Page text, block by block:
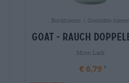
Bockbieren | Gerookte bieren
goat - rauch
Moon Lark
€ 6,79